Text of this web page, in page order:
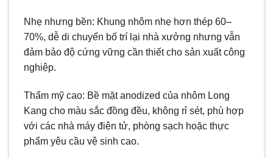
Nhẹ nhưng bền: Khung nhôm nhẹ hơn thép 60–
70%, dễ di chuyển bố trí lại nhà xưởng nhưng vẫn
đảm bảo độ cứng vững cần thiết cho sản xuất công
nghiệp.
Thẩm mỹ cao: Bề mặt anodized của nhôm Long
Kang cho màu sắc đồng đều, không rỉ sét, phù hợp
với các nhà máy điện tử, phòng sạch hoặc thực
phẩm yêu cầu vệ sinh cao.